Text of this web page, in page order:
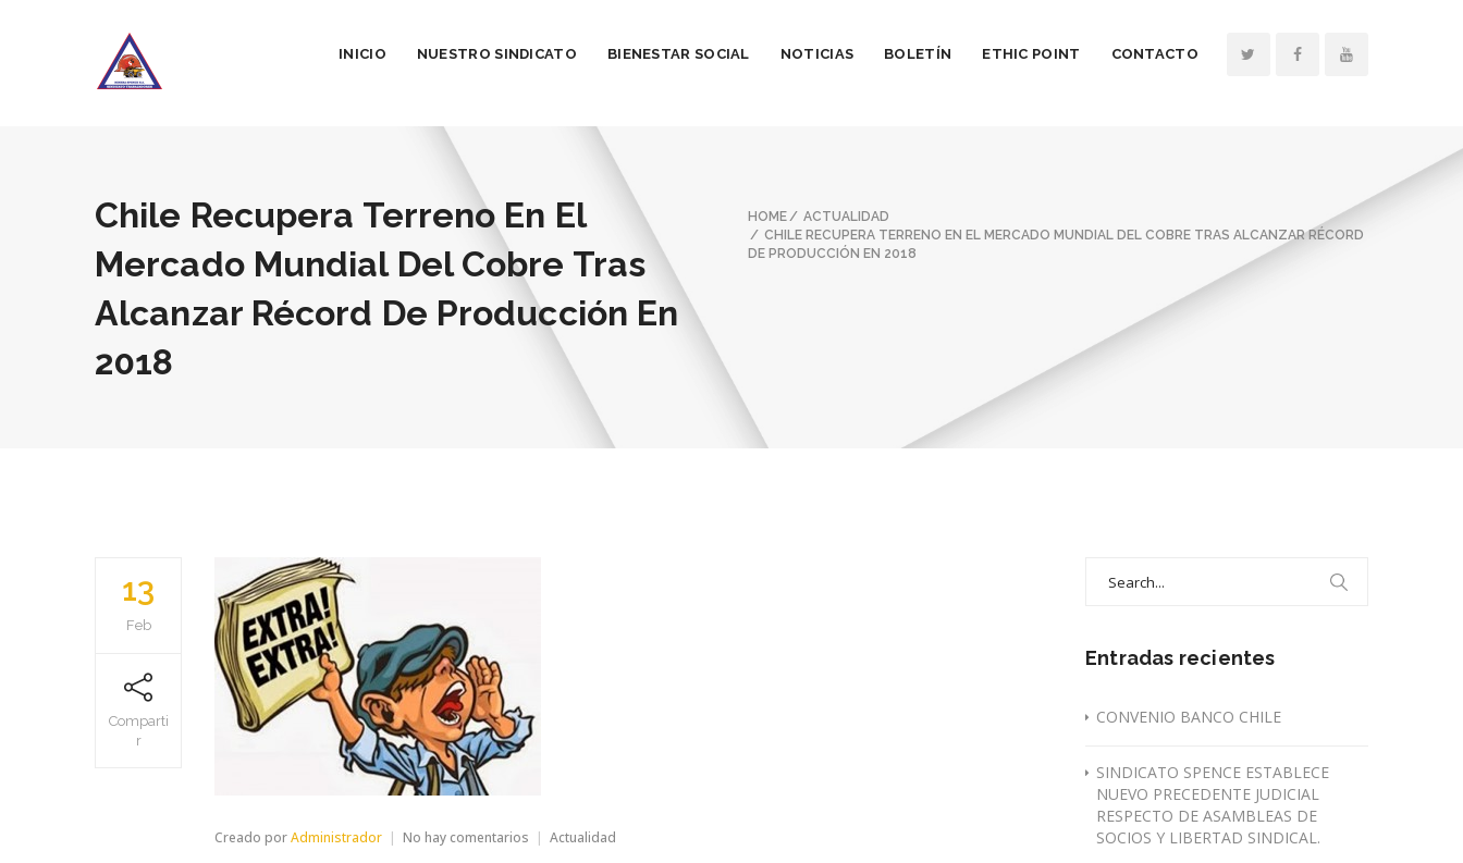
INICIO NUESTRO SINDICATO BIENESTAR SOCIAL NOTICIAS BOLETÍN ETHIC POINT CONTACTO
Chile Recupera Terreno En El
Mercado Mundial Del Cobre Tras
Alcanzar Récord De Producción En
2018
HOME
ACTUALIDAD
CHILE RECUPERA TERRENO EN EL MERCADO MUNDIAL DEL COBRE TRAS ALCANZAR RÉCORD
DE PRODUCCIÓN EN 2018
13
Feb
Comparti
r
Creado porAdministrador No hay comentarios en Actualidad
Entradas recientes
CONVENIO BANCO CHILE
SINDICATO SPENCE ESTABLECE
NUEVO PRECEDENTE JUDICIAL
RESPECTO DE ASAMBLEAS DE
SOCIOS Y LIBERTAD SINDICAL.